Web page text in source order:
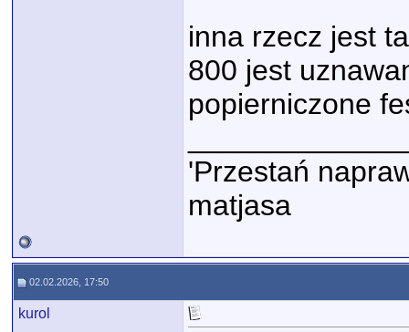
inna rzecz jest
800 jest
popierniczone
'Przestań
matjasa
02.02.2026, 17:50
kurol